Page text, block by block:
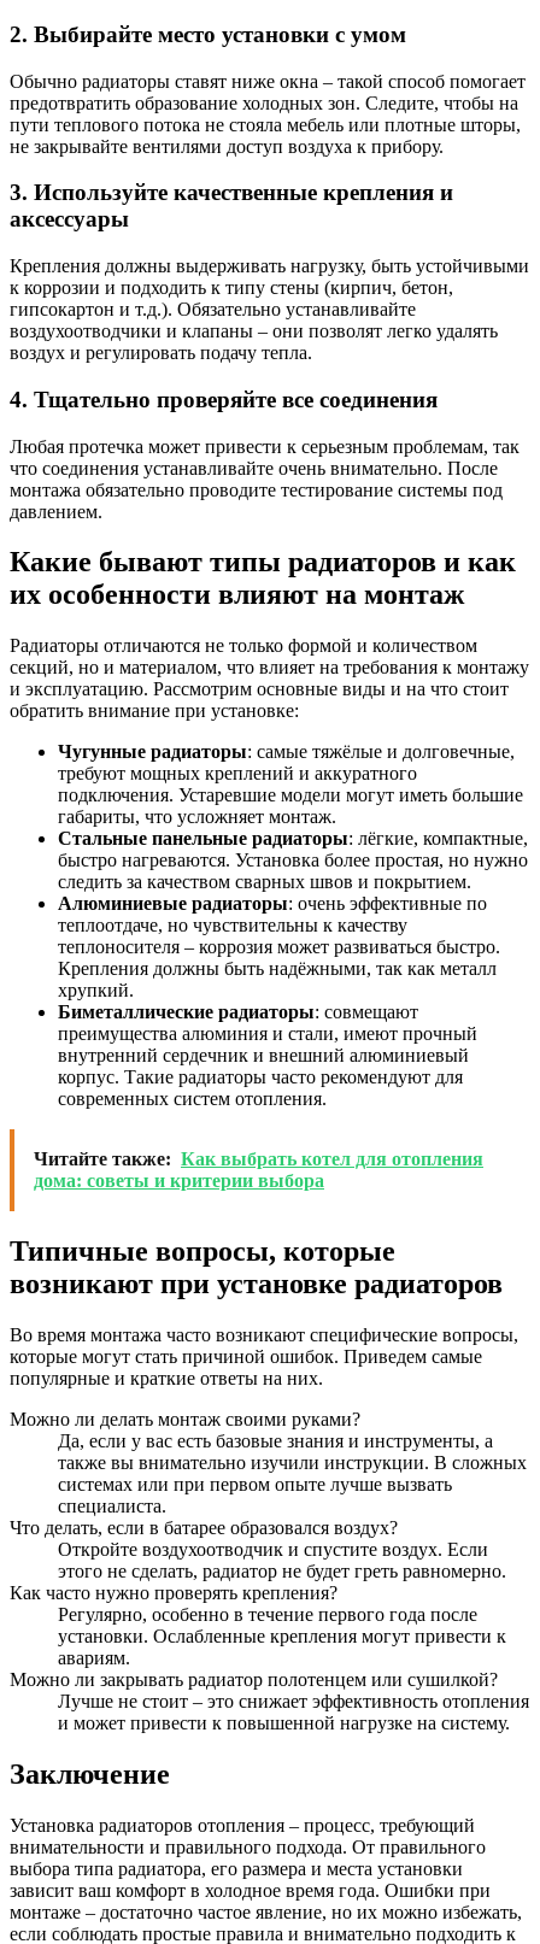
2. Выбирайте место установки с умом
Обычно радиаторы ставят ниже окна – такой способ помогает
предотвратить образование холодных зон. Следите, чтобы на
пути теплового потока не стояла мебель или плотные шторы,
не закрывайте вентилями доступ воздуха к прибору.
3. Используйте качественные крепления и
аксессуары
Крепления должны выдерживать нагрузку, быть устойчивыми
к коррозии и подходить к типу стены (кирпич, бетон,
гипсокартон и т.д.). Обязательно устанавливайте
воздухоотводчики и клапаны – они позволят легко удалять
воздух и регулировать подачу тепла.
4. Тщательно проверяйте все соединения
Любая протечка может привести к серьезным проблемам, так
что соединения устанавливайте очень внимательно. После
монтажа обязательно проводите тестирование системы под
давлением.
Какие бывают типы радиаторов и как
их особенности влияют на монтаж
Радиаторы отличаются не только формой и количеством
секций, но и материалом, что влияет на требования к монтажу
и эксплуатацию. Рассмотрим основные виды и на что стоит
обратить внимание при установке:
Чугунные радиаторы: самые тяжёлые и долговечные,
требуют мощных креплений и аккуратного
подключения. Устаревшие модели могут иметь большие
габариты, что усложняет монтаж.
Стальные панельные радиаторы: лёгкие, компактные,
быстро нагреваются. Установка более простая, но нужно
следить за качеством сварных швов и покрытием.
Алюминиевые радиаторы: очень эффективные по
теплоотдаче, но чувствительны к качеству
теплоносителя – коррозия может развиваться быстро.
Крепления должны быть надёжными, так как металл
хрупкий.
Биметаллические радиаторы: совмещают
преимущества алюминия и стали, имеют прочный
внутренний сердечник и внешний алюминиевый
корпус. Такие радиаторы часто рекомендуют для
современных систем отопления.
Читайте также: Как выбрать котел для отопления
дома: советы и критерии выбора
Типичные вопросы, которые
возникают при установке радиаторов
Во время монтажа часто возникают специфические вопросы,
которые могут стать причиной ошибок. Приведем самые
популярные и краткие ответы на них.
Можно ли делать монтаж своими руками?
Да, если у вас есть базовые знания и инструменты, а
также вы внимательно изучили инструкции. В сложных
системах или при первом опыте лучше вызвать
специалиста.
Что делать, если в батарее образовался воздух?
Откройте воздухоотводчик и спустите воздух. Если
этого не сделать, радиатор не будет греть равномерно.
Как часто нужно проверять крепления?
Регулярно, особенно в течение первого года после
установки. Ослабленные крепления могут привести к
авариям.
Можно ли закрывать радиатор полотенцем или сушилкой?
Лучше не стоит – это снижает эффективность отопления
и может привести к повышенной нагрузке на систему.
Заключение
Установка радиаторов отопления – процесс, требующий
внимательности и правильного подхода. От правильного
выбора типа радиатора, его размера и места установки
зависит ваш комфорт в холодное время года. Ошибки при
монтаже – достаточно частое явление, но их можно избежать,
если соблюдать простые правила и внимательно подходить к